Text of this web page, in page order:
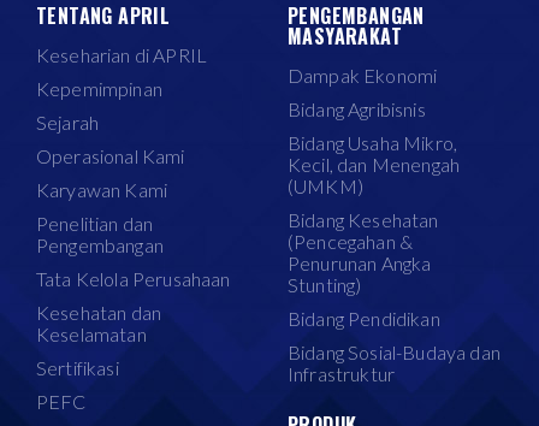
TENTANG APRIL
Keseharian di APRIL
Kepemimpinan
Sejarah
Operasional Kami
Karyawan Kami
Penelitian dan
Pengembangan
Tata Kelola Perusahaan
Kesehatan dan
Keselamatan
Sertifikasi
PEFC
PENGEMBANGAN
MASYARAKAT
Dampak Ekonomi
Bidang Agribisnis
Bidang Usaha Mikro,
Kecil, dan Menengah
(UMKM)
Bidang Kesehatan
(Pencegahan &
Penurunan Angka
Stunting)
Bidang Pendidikan
Bidang Sosial-Budaya dan
Infrastruktur